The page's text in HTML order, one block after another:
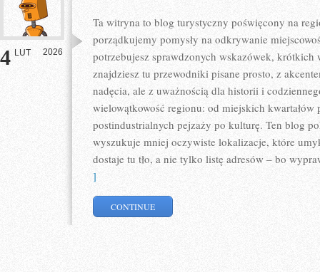
4 LUT 2026
Ta witryna to blog turystyczny poświęcony na
porządkujemy pomysły na odkrywanie
potrzebujesz sprawdzonych wskazówek,
znajdziesz tu przewodniki pisane prosto, z
nadęcia, ale z uważnością dla historii i
wielowątkowość regionu: od miejskich kwartałów
postindustrialnych pejzaży po kulturę. Ten blog
wyszukuje mniej oczywiste lokalizacje, które
dostaje tu tło, a nie tylko listę adresów – bo
]
CONTINUE